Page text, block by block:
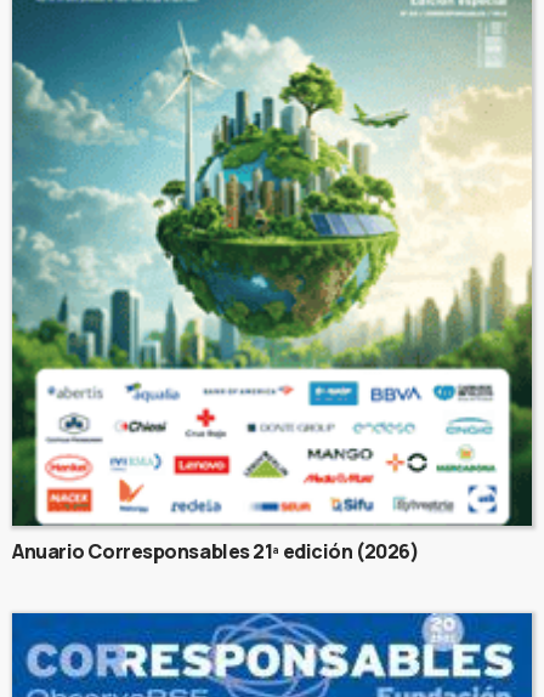
Anuario Corresponsables 21ª edición (2026)